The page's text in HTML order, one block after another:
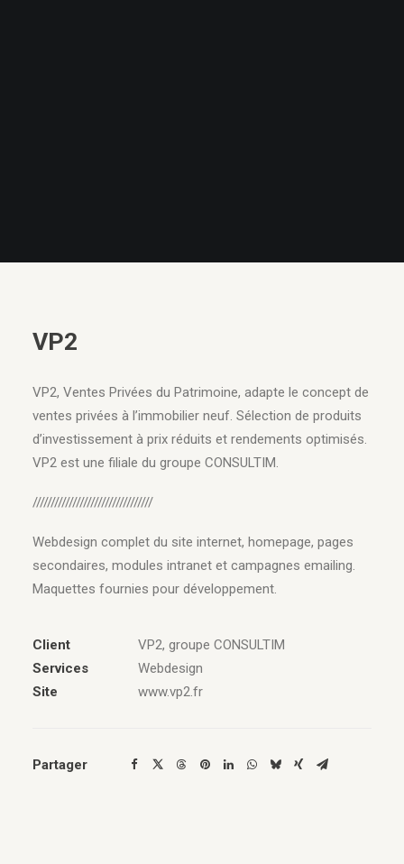
VP2
VP2, Ventes Privées du Patrimoine, adapte le concept de
ventes privées à l’immobilier neuf. Sélection de produits
d’investissement à prix réduits et rendements optimisés.
VP2 est une filiale du groupe CONSULTIM.
/////////////////////////////////
Webdesign complet du site internet, homepage, pages
secondaires, modules intranet et campagnes emailing.
Maquettes fournies pour développement.
Client
VP2, groupe CONSULTIM
Services
Webdesign
Site
www.vp2.fr
Partager